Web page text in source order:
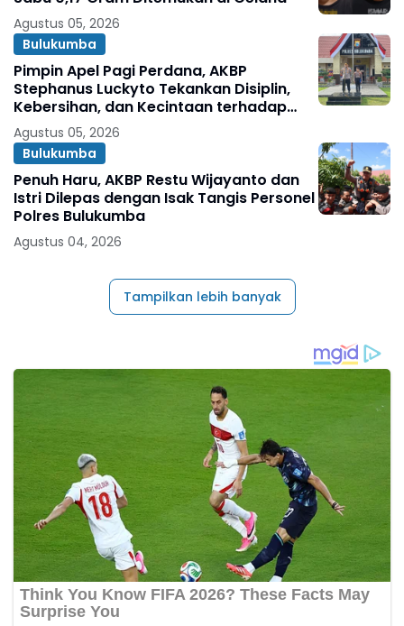
Agustus 05, 2026
Bulukumba
Pimpin Apel Pagi Perdana, AKBP
Stephanus Luckyto Tekankan Disiplin,
Kebersihan, dan Kecintaan terhadap
Organisasi
Agustus 05, 2026
Bulukumba
Penuh Haru, AKBP Restu Wijayanto dan
Istri Dilepas dengan Isak Tangis Personel
Polres Bulukumba
Agustus 04, 2026
Tampilkan lebih banyak